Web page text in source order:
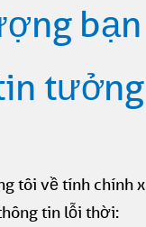
tưởng
tôi về tính chính
tin lỗi thời: